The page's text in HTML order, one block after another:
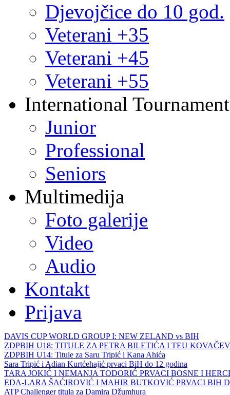
Djevojčice do 10 god.
Veterani +35
Veterani +45
Veterani +55
International
Junior
Professional
Seniors
Multimedija
Foto galerije
Video
Audio
Kontakt
Prijava
DAVIS CUP WORLD GROUP I: NEW ZELAND vs BIH
ZDPBIH U18: TITULE ZA PETRA BILETIĆA I TEU
ZDPBIH U14: Titule za Saru Tripić i Kana Ahića
Sara Tripić i Adian Kurtćehajić prvaci BiH do 12 godina
TARA JOKIĆ I NEMANJA TODORIĆ PRVACI BOSNE I
EDA-LARA ŠAĆIROVIĆ I MAHIR BUTKOVIĆ PRVACI BIH
ATP Challenger titula za Damira Džumhura